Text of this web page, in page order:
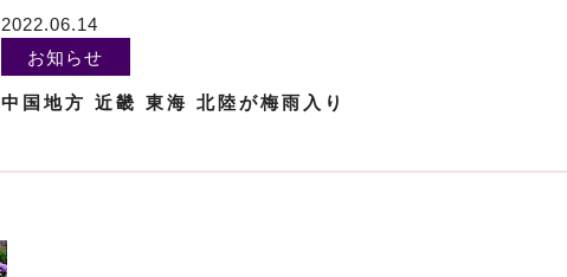
2022.06.14
お知らせ
中国地方 近畿 東海 北陸が梅雨入り